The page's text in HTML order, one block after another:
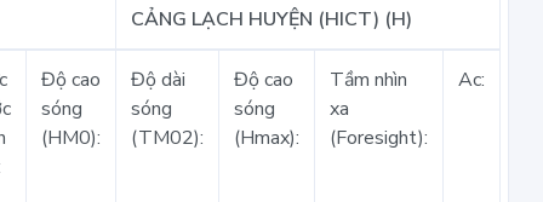
CẢNG LẠCH HUYỆN (HICT) (H)
Độ cao
sóng
(HM0):
Độ dài
sóng
(TM02):
Độ cao
sóng
(Hmax):
Tầm nhìn
xa
(Foresight):
Ac: